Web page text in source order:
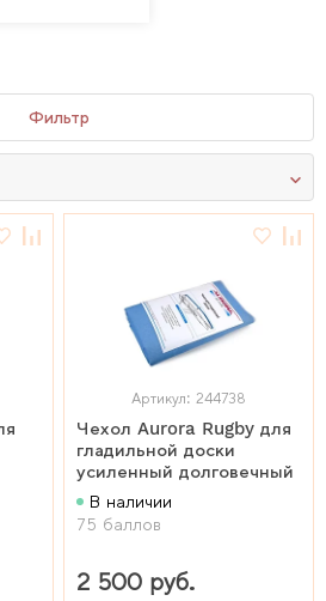
Фильтр
Артикул: 244738
Чехол Aurora Rugby для
гладильной доски
усиленный долговечный
В наличии
75 баллов
2 500 руб.